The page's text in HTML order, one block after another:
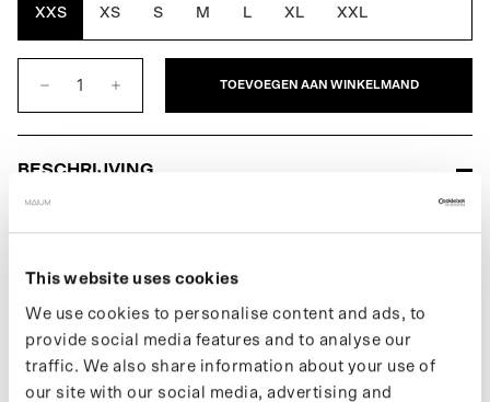
This website uses cookies
We use cookies to personalise content and ads, to
provide social media features and to analyse our
traffic. We also share information about your use of
our site with our social media, advertising and
XXS XS S M L XL XXL
TOEVOEGEN AAN WINKELMAND
BESCHRIJVING
Een klassiek silhouet met een moderne twist. Verandert
gemakkelijk in een poncho voor op de fiets of e-scooter. Gemaakt
van 99 gerecyclede plastic flessen.
Meer informatie over onze producten vind je op onze
support